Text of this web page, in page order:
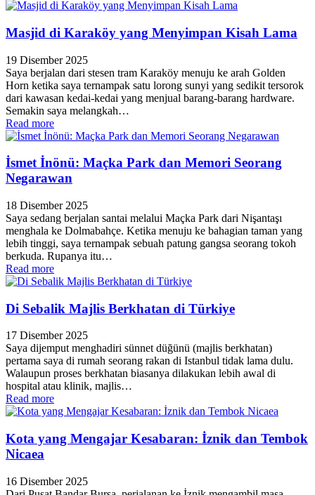
Masjid di Karaköy yang Menyimpan Kisah Lama
19 Disember 2025
Saya berjalan dari stesen tram Karaköy menuju ke arah Golden
Horn ketika saya ternampak satu lorong sunyi yang sedikit tersorok
dari kawasan kedai-kedai yang menjual barang-barang hardware.
Semakin saya melangkah…
Read more
İsmet İnönü: Maçka Park dan Memori Seorang
Negarawan
18 Disember 2025
Saya sedang berjalan santai melalui Maçka Park dari Nişantaşı
menghala ke Dolmabahçe. Ketika menuju ke bahagian taman yang
lebih tinggi, saya ternampak sebuah patung gangsa seorang tokoh
berkuda. Rupanya itu…
Read more
Di Sebalik Majlis Berkhatan di Türkiye
17 Disember 2025
Saya dijemput menghadiri sünnet düğünü (majlis berkhatan)
pertama saya di rumah seorang rakan di Istanbul tidak lama dulu.
Walaupun proses berkhatan biasanya dilakukan lebih awal di
hospital atau klinik, majlis…
Read more
Kota yang Mengajar Kesabaran: İznik dan Tembok
Nicaea
16 Disember 2025